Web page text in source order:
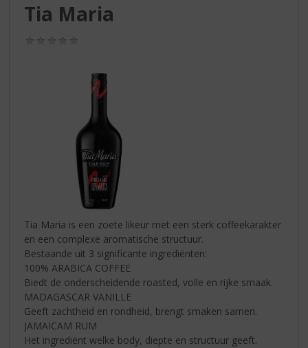
Tia Maria
Tia Maria is een zoete likeur met een sterk coffeekarakter
en een complexe aromatische structuur.
Bestaande uit 3 significante ingrediënten:
100% ARABICA COFFEE
Biedt de onderscheidende roasted, volle en rijke smaak.
MADAGASCAR VANILLE
Geeft zachtheid en rondheid, brengt smaken samen.
JAMAICAM RUM
Het ingrediënt welke body, diepte en structuur geeft.